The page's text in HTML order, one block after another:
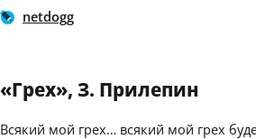
netdogg
«Грех», З. Прилепин
Всякий мой грех… всякий мой грех